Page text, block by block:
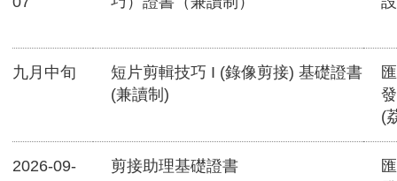
九月中旬
短片剪輯技巧 I (錄像剪接) 基礎證書
(兼讀制)
(
2026-09-
剪接助理基礎證書